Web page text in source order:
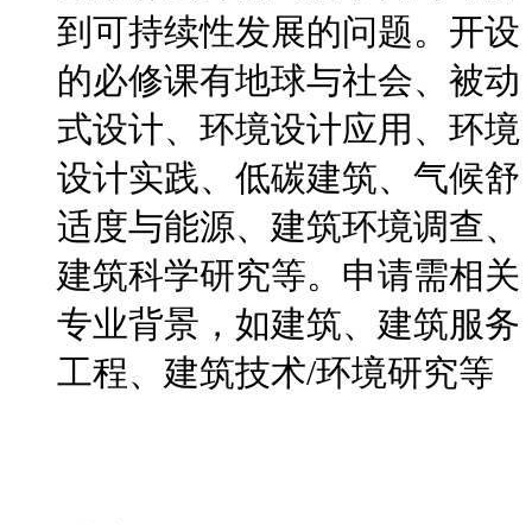
到可持续性发展的问题。开设
的必修课有地球与社会、被动
式设计、环境设计应用、环境
设计实践、低碳建筑、气候舒
适度与能源、建筑环境调查、
建筑科学研究等。申请需相关
专业背景，如建筑、建筑服务
工程、建筑技术/环境研究等